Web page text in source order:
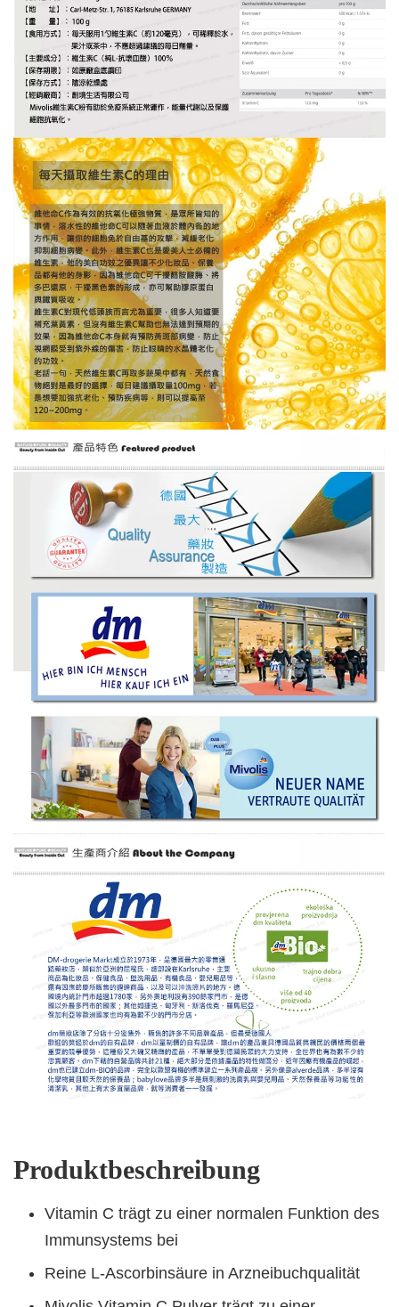
Produktbeschreibung
Vitamin C trägt zu einer normalen Funktion des
Immunsystems bei
Reine L-Ascorbinsäure in Arzneibuchqualität